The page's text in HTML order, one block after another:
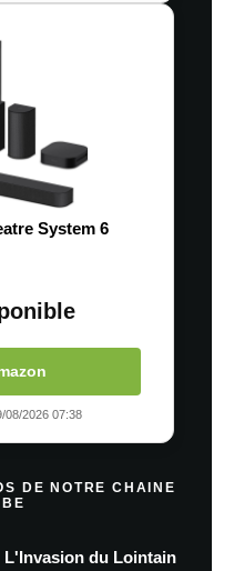
System 6
08/2026 07:38
DE NOTRE CHAINE
du Lointain